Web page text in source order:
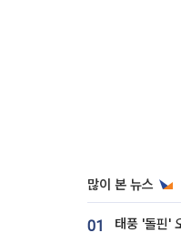
많이 본 뉴스
01